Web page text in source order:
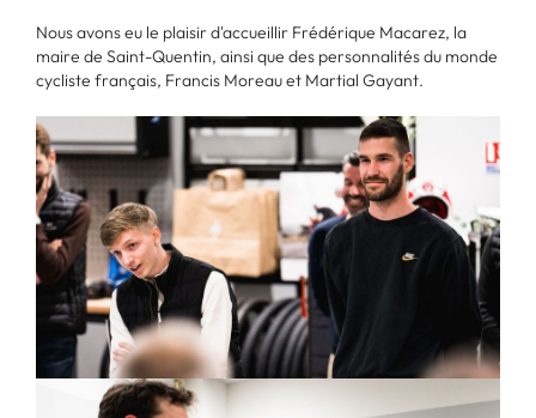
Nous avons eu le plaisir d'accueillir Frédérique Macarez, la
maire de Saint-Quentin, ainsi que des personnalités du monde
cycliste français, Francis Moreau et Martial Gayant.